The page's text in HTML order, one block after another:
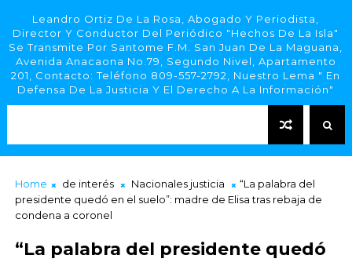
Leandro Ortiz De La Rosa, Abogado Y Periodista,
Director Y Conductor Del Periódico "Hechos De La Isla"
Se Transmite Por Santome F.M. San Juan De La Maguana,
Avenida Anacaona No.79, Segundo Nivel, Apartamento
201, Contacto: Teléfono 809-557-2792, Nuestro Lema " En
Defensa De La Justicia Y El Derecho A La Información"
Home de interés Nacionales justicia
“La palabra del
presidente quedó en el suelo”: madre de Elisa tras rebaja de
condena a coronel
“La palabra del presidente quedó